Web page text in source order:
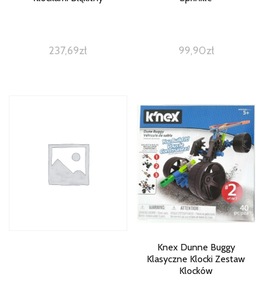
237,69zł 99,90zł
Knex Dunne Buggy
Klasyczne Klocki Zestaw
Klocków